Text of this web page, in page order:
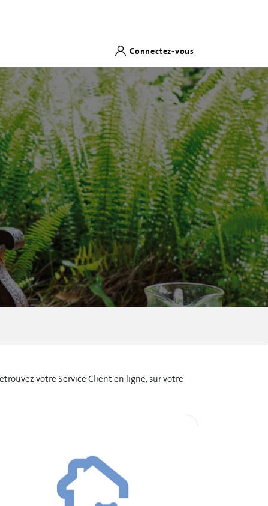
Connectez-vous
votre Service Client en ligne, sur votre